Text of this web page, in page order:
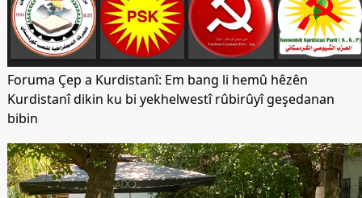
Foruma Çep a Kurdistanî: Em bang li hemû hêzên
Kurdistanî dikin ku bi yekhelwestî rûbirûyî geşedanan
bibin